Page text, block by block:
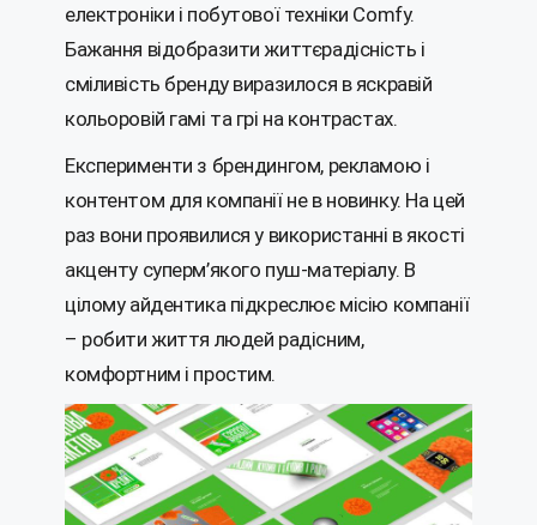
електроніки і побутової техніки Comfy.
Бажання відобразити життєрадісність і
сміливість бренду виразилося в яскравій
кольоровій гамі та грі на контрастах.
Експерименти з брендингом, рекламою і
контентом для компанії не в новинку. На цей
раз вони проявилися у використанні в якості
акценту суперм’якого пуш-матеріалу. В
цілому айдентика підкреслює місію компанії
– робити життя людей радісним,
комфортним і простим.